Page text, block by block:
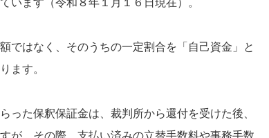
ではなく、そのうちの一定割合を「自己資金」と
ます。
った保釈保証金は、裁判所から還付を受けた後、
が、その際、支払い済みの立替手数料や事務手数